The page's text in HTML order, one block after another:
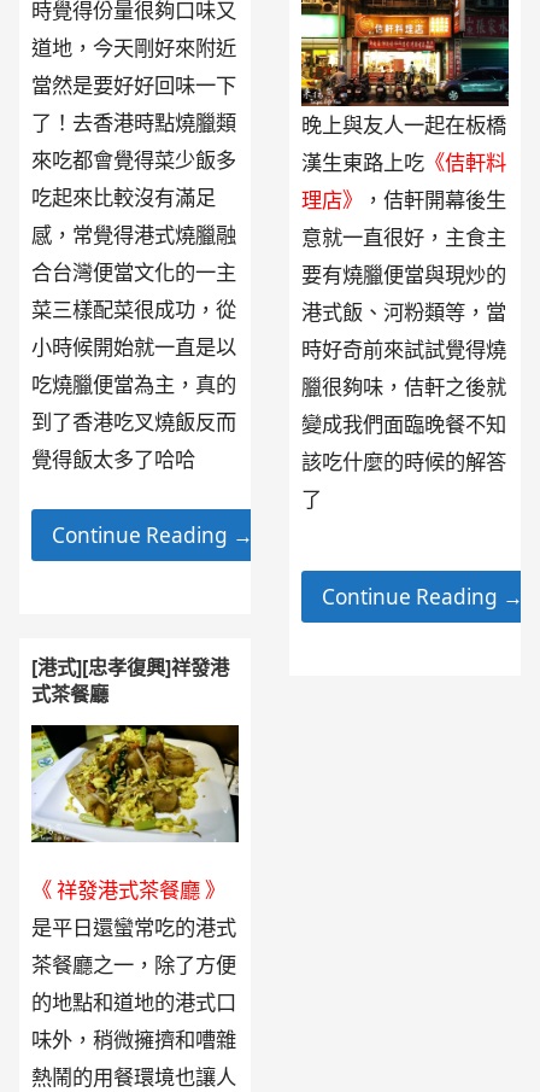
時覺得份量很夠口味又
道地，今天剛好來附近
當然是要好好回味一下
了！去香港時點燒臘類
來吃都會覺得菜少飯多
吃起來比較沒有滿足
感，常覺得港式燒臘融
合台灣便當文化的一主
菜三樣配菜很成功，從
小時候開始就一直是以
吃燒臘便當為主，真的
到了香港吃叉燒飯反而
覺得飯太多了哈哈
Continue Reading →
晚上與友人一起在板橋
漢生東路上吃 《佶軒料
理店》
，佶軒開幕後生
意就一直很好，主食主
要有燒臘便當與現炒的
港式飯、河粉類等，當
時好奇前來試試覺得燒
臘很夠味，佶軒之後就
變成我們面臨晚餐不知
該吃什麼的時候的解答
了
Continue Reading →
[港式][忠孝復興]祥發港
式茶餐廳
《 祥發港式茶餐廳 》
是平日還蠻常吃的港式
茶餐廳之一，除了方便
的地點和道地的港式口
味外，稍微擁擠和嘈雜
熱鬧的用餐環境也讓人